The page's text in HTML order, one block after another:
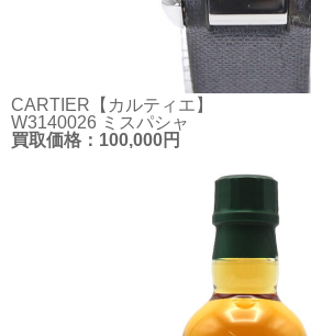
CARTIER【カルティエ】
W3140026 ミスパシャ
買取価格：100,000円